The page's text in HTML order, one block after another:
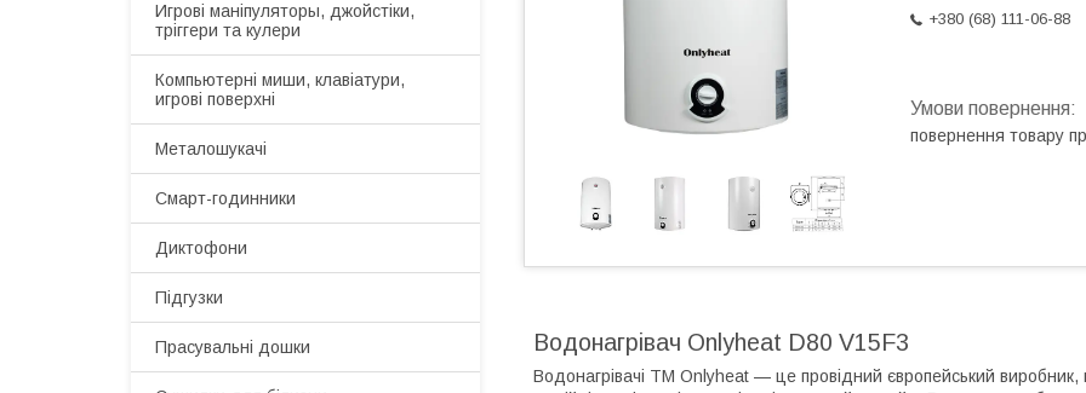
+380 (68) 111-06-88
повернення товару
Водонагрівач Onlyheat D80 V15F3
Водонагрівачі ТМ Onlyheat — це провідний європейський
Игрові маніпуляторы, джойстіки,
тріггери та кулери
Компьютерні миши, клавіатури,
игрові поверхні
Металошукачі
Смарт-годинники
Диктофони
Підгузки
Прасувальні дошки